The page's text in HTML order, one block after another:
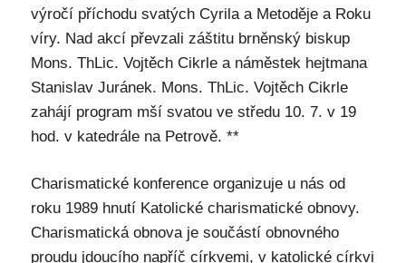
výročí příchodu svatých Cyrila a Metoděje a Roku
víry. Nad akcí převzali záštitu brněnský biskup
Mons. ThLic. Vojtěch Cikrle a náměstek hejtmana
Stanislav Juránek. Mons. ThLic. Vojtěch Cikrle
zahájí program mší svatou ve středu 10. 7. v 19
hod. v katedrále na Petrově. **
Charismatické konference organizuje u nás od
roku 1989 hnutí Katolické charismatické obnovy.
Charismatická obnova je součástí obnovného
proudu jdoucího napříč církvemi, v katolické církvi